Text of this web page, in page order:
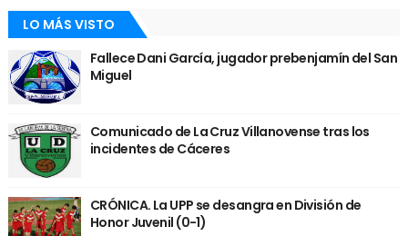
LO MÁS VISTO
Fallece Dani García, jugador prebenjamín del San
Miguel
Comunicado de La Cruz Villanovense tras los
incidentes de Cáceres
CRÓNICA. La UPP se desangra en División de
Honor Juvenil (0-1)